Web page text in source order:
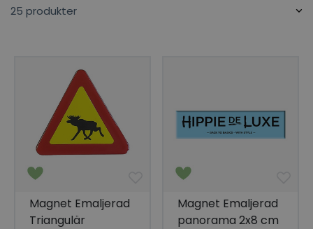
25 produkter
Magnet Emaljerad
Triangulär
Magnet Emaljerad
panorama 2x8 cm